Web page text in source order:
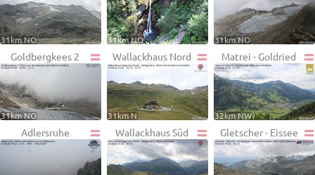
31km NO 31km NO 31km NO
Goldbergkees 2
31km NO
Wallackhaus Nord
31km N
Matrei - Goldried
32km NW
Adlersruhe Wallackhaus Süd Gletscher - Eissee